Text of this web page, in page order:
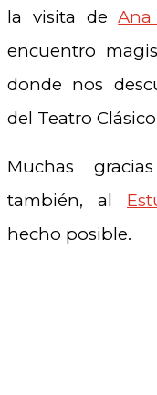
la visita deAna
encuentro
donde nos
del Teatro
Muchas
también, al
hecho posible.